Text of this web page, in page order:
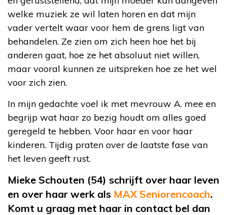
welke muziek ze wil laten horen en dat mijn
vader vertelt waar voor hem de grens ligt van
behandelen. Ze zien om zich heen hoe het bij
anderen gaat, hoe ze het absoluut niet willen,
maar vooral kunnen ze uitspreken hoe ze het wel
voor zich zien.
In mijn gedachte voel ik met mevrouw A. mee en
begrijp wat haar zo bezig houdt om alles goed
geregeld te hebben. Voor haar en voor haar
kinderen. Tijdig praten over de laatste fase van
het leven geeft rust.
Mieke Schouten (54) schrijft over haar leven
en over haar werk als MAX Seniorencoach.
Komt u graag met haar in contact bel dan